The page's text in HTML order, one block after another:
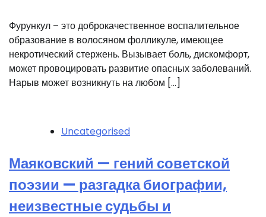
Фурункул – это доброкачественное воспалительное
образование в волосяном фолликуле, имеющее
некротический стержень. Вызывает боль, дискомфорт,
может провоцировать развитие опасных заболеваний.
Нарыв может возникнуть на любом […]
Uncategorised
Маяковский — гений советской
поэзии — разгадка биографии,
неизвестные судьбы и